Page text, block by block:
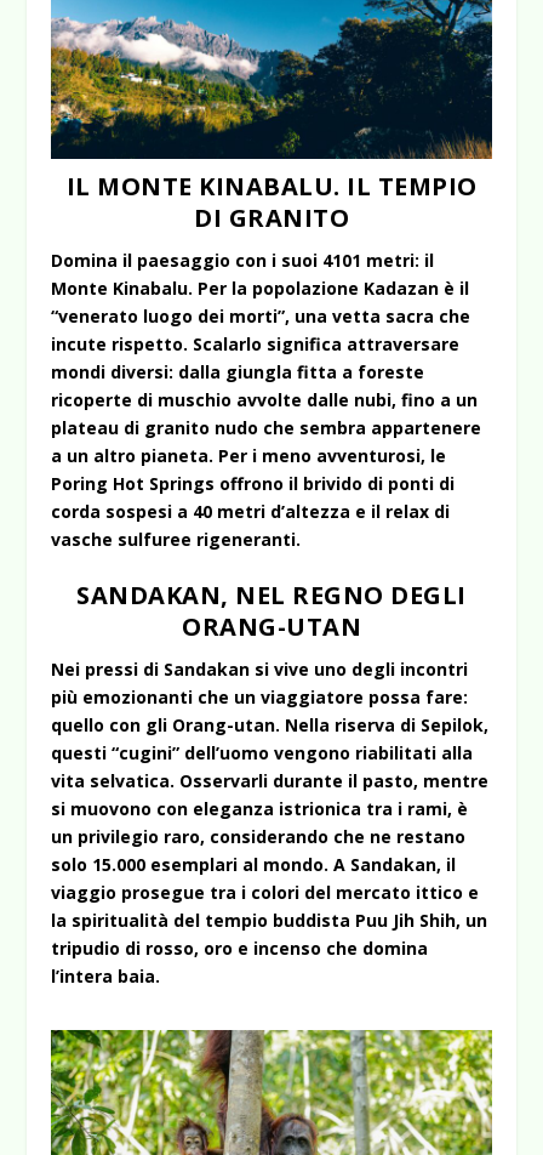
IL MONTE KINABALU. IL TEMPIO
DI GRANITO
Domina il paesaggio con i suoi 4101 metri: il
Monte Kinabalu. Per la popolazione Kadazan è il
“venerato luogo dei morti”, una vetta sacra che
incute rispetto. Scalarlo significa attraversare
mondi diversi: dalla giungla fitta a foreste
ricoperte di muschio avvolte dalle nubi, fino a un
plateau di granito nudo che sembra appartenere
a un altro pianeta. Per i meno avventurosi, le
Poring Hot Springs offrono il brivido di ponti di
corda sospesi a 40 metri d’altezza e il relax di
vasche sulfuree rigeneranti.
SANDAKAN, NEL REGNO DEGLI
ORANG-UTAN
Nei pressi di Sandakan si vive uno degli incontri
più emozionanti che un viaggiatore possa fare:
quello con gli Orang-utan. Nella riserva di Sepilok,
questi “cugini” dell’uomo vengono riabilitati alla
vita selvatica. Osservarli durante il pasto, mentre
si muovono con eleganza istrionica tra i rami, è
un privilegio raro, considerando che ne restano
solo 15.000 esemplari al mondo. A Sandakan, il
viaggio prosegue tra i colori del mercato ittico e
la spiritualità del tempio buddista Puu Jih Shih, un
tripudio di rosso, oro e incenso che domina
l’intera baia.